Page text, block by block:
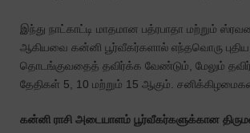
இந்து நாட்காட்டி மாதமான பத்ரபாதா மற்றும்
ஆகியவை கன்னி பூர்வீகர்களால் எந்தவொரு புதிய
தொடங்குவதைத் தவிர்க்க வேண்டும், மேலும்
தேதிகள் 5, 10 மற்றும் 15 ஆகும்.
கன்னி ராசி அடையாளம் பூர்வீகர்களுக்கான